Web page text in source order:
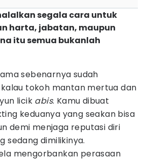
segala cara untuk
harta, jabatan, maupun
itu semua bukanlah
sebenarnya sudah
tokoh mantan mertua dan
licik abis. Kamu dibuat
keduanya yang seakan bisa
demi menjaga reputasi diri
sedang dimilikinya.
mengorbankan perasaan